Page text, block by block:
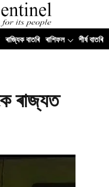
ৰাজ্যিক বাতৰি ৰাশিফল শীৰ্ষ বাতৰি
ৰাজ্যত